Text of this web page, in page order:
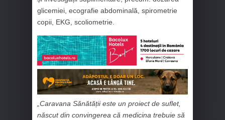
glicemiei, ecografie abdominală, spirometrie
copii, EKG, scoliometrie.
„Caravana Sănătății este un proiect de suflet,
născut din convingerea că medicina trebuie să